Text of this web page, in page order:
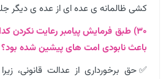
کشی ظالمانه ی عده ای از عده ی دیگر
۳۰) طبق فرمایش پیامبر رعایت نکردن
باعث نابودی امت های پیشین شده بود؟
✅حق برخورداری از عدالت قانونی،